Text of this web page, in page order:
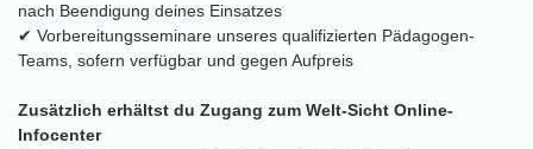
nach Beendigung deines Einsatzes
✔ Vorbereitungsseminare unseres qualifizierten Pädagogen-
Teams, sofern verfügbar und gegen Aufpreis
Zusätzlich erhältst du Zugang zum Welt-Sicht Online-
Infocenter